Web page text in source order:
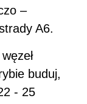
–
A6.
buduj,
- 25